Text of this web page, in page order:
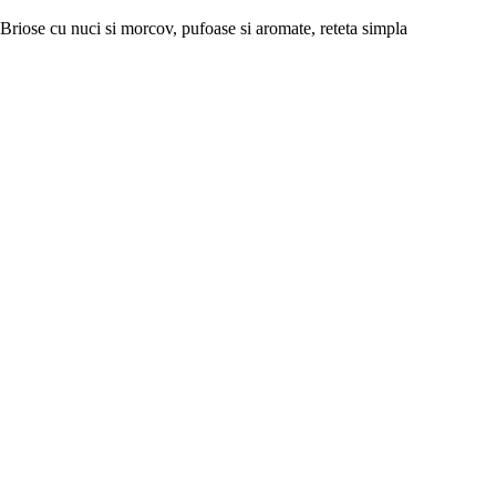
Briose cu nuci si morcov, pufoase si aromate, reteta simpla